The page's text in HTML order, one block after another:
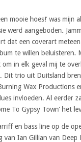
mooie hoes!’ was
werd aangeboden.
dat een coverart
te willen beluisteren.
om in elk geval mij te
Dit trio uit Duitsland
Wax Productions
invloeden. Al eerder
To Gypsy Town’ het
en bass line op de
van Ian Gillian van